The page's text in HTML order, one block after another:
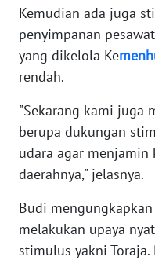
Kemudian ada juga
penyimpanan
yang dikelola Ke
rendah.
"Sekarang kami juga
berupa dukungan
udara agar
daerahnya," jelasnya.
Budi
melakukan upaya
stimulus yakni Toraja.
WN
PAPUA
BARAT
WN
RIAU
WN
SERAMBI
WN
JAMBI